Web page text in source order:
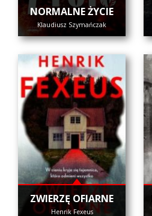
NORMALNE ŻYCIE
Klaudiusz Szymańczak
ZWIERZĘ OFIARNE
Henrik Fexeus